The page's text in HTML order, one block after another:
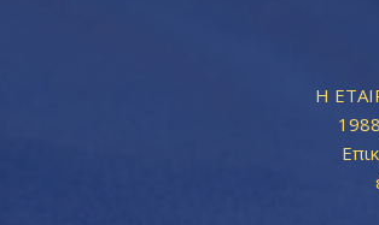
Η